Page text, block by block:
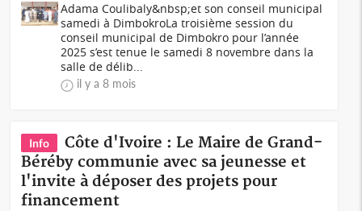
Adama Coulibaly&nbsp;et son conseil municipal
samedi à DimbokroLa troisième session du
conseil municipal de Dimbokro pour l’année
2025 s’est tenue le samedi 8 novembre dans la
salle de délib...
il y a 8 mois
Info
Côte d'Ivoire : Le Maire de Grand-
Béréby communie avec sa jeunesse et
l'invite à déposer des projets pour
financement